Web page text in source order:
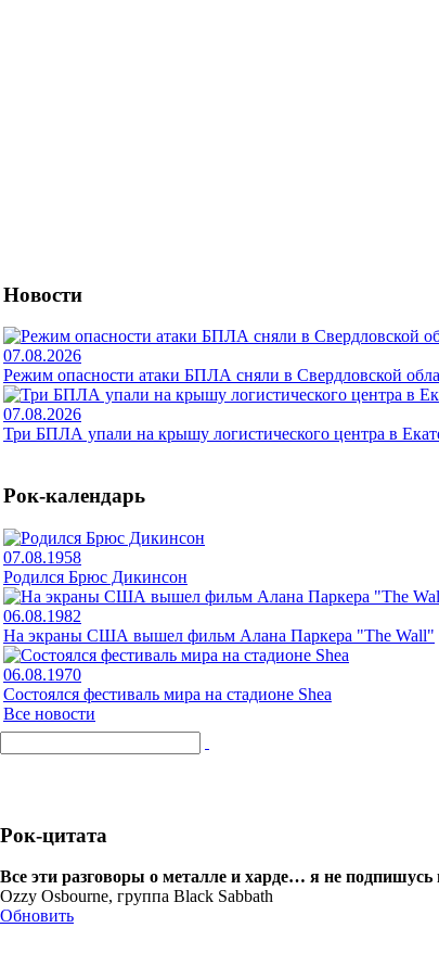
Новости
07.08.2026
Режим опасности атаки БПЛА сняли в Свердловской
07.08.2026
Три БПЛА упали на крышу логистического центра в
Рок-календарь
07.08.1958
Родился Брюс Дикинсон
06.08.1982
На экраны США вышел фильм Алана Паркера "The Wall"
06.08.1970
Состоялся фестиваль мира на стадионе Shea
Все новости
Рок-цитата
Все эти разговоры о металле и харде… я не
Ozzy Osbourne, группа Black Sabbath
Обновить